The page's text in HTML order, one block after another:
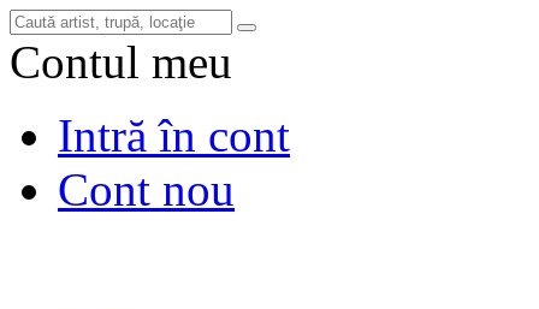
Contul meu
Intră în cont
Cont nou